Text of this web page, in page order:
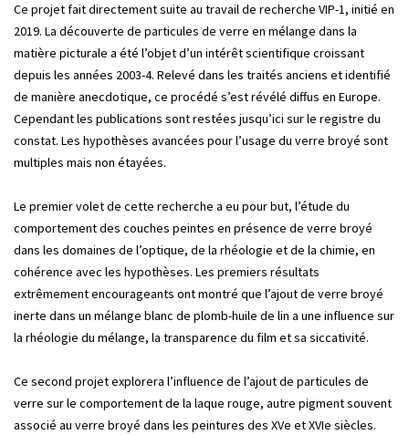
Ce projet fait directement suite au travail de recherche VIP-1, initié en
2019. La découverte de particules de verre en mélange dans la
matière picturale a été l’objet d’un intérêt scientifique croissant
depuis les années 2003-4. Relevé dans les traités anciens et identifié
de manière anecdotique, ce procédé s’est révélé diffus en Europe.
Cependant les publications sont restées jusqu’ici sur le registre du
constat. Les hypothèses avancées pour l’usage du verre broyé sont
multiples mais non étayées.
Le premier volet de cette recherche a eu pour but, l’étude du
comportement des couches peintes en présence de verre broyé
dans les domaines de l’optique, de la rhéologie et de la chimie, en
cohérence avec les hypothèses. Les premiers résultats
extrêmement encourageants ont montré que l’ajout de verre broyé
inerte dans un mélange blanc de plomb-huile de lin a une influence sur
la rhéologie du mélange, la transparence du film et sa siccativité.
Ce second projet explorera l’influence de l’ajout de particules de
verre sur le comportement de la laque rouge, autre pigment souvent
associé au verre broyé dans les peintures des XVe et XVIe siècles.